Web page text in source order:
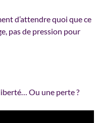
d’attendre quoi que ce
pas de pression pour
Ou une perte ?